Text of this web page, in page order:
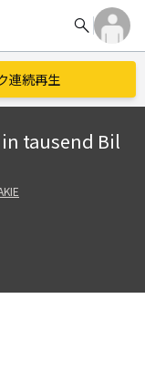
search
連続再生
tausend Bil